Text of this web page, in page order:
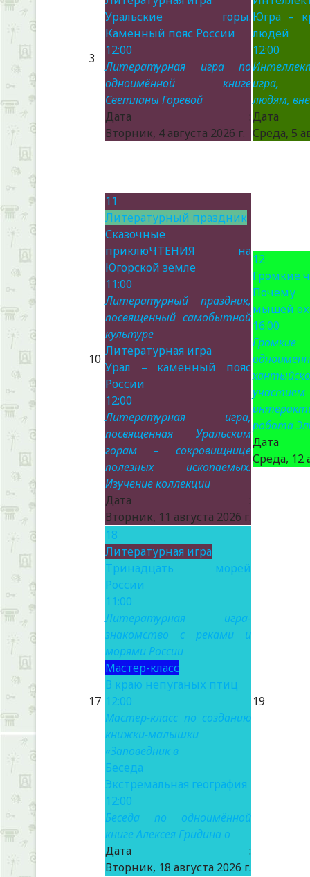
3
Уральские горы.
Каменный пояс России
12:00
Литературная игра по
одноимённой книге
Светланы Горевой
Дата :
Вторник, 4 августа 2026 г.
Югра –
людей
12:00
игра,
людям,
Среда, 5
10
11
Литературный праздник
Сказочные
приклюЧТЕНИЯ на
Югорской земле
11:00
Литературный праздник,
посвященный самобытной
культуре
Литературная игра
Урал – каменный пояс
России
12:00
Литературная игра,
посвященная Уральским
горам – сокровищнице
полезных ископаемых.
Изучение коллекции
Дата :
Вторник, 11 августа 2026 г.
12
Громкие
мышей
16:00
участием
робота
Среда, 12
17
18
Литературная игра
Тринадцать морей
России
11:00
Литературная игра-
знакомство с реками и
морями России
Мастер-класс
В краю непуганых птиц
12:00
Мастер-класс по созданию
книжки-малышки
«Заповедник в
Беседа
Экстремальная география
12:00
Беседа по одноимённой
книге Алексея Гридина о
Дата :
Вторник, 18 августа 2026 г.
19